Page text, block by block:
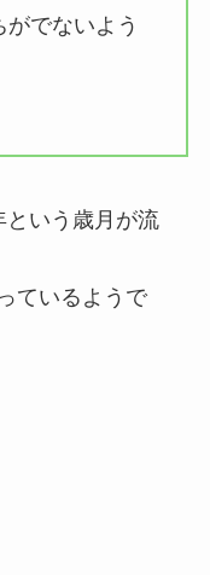
でないよう
という歳月が流
ているようで